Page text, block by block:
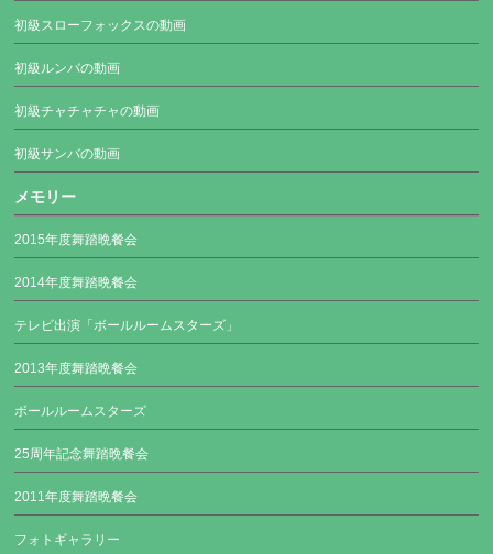
初級スローフォックスの動画
初級ルンバの動画
初級チャチャチャの動画
初級サンバの動画
メモリー
2015年度舞踏晩餐会
2014年度舞踏晩餐会
テレビ出演「ボールルームスターズ」
2013年度舞踏晩餐会
ボールルームスターズ
25周年記念舞踏晩餐会
2011年度舞踏晩餐会
フォトギャラリー